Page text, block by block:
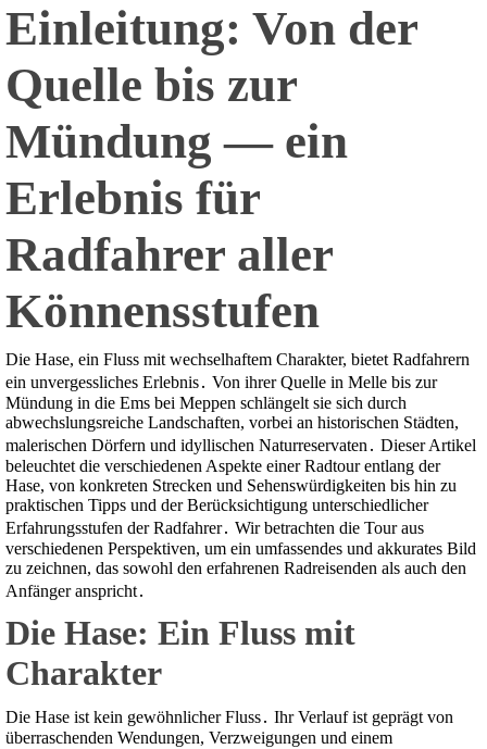
Einleitung: Von der
Quelle bis zur
Mündung ― ein
Erlebnis für
Radfahrer aller
Könnensstufen
Die Hase, ein Fluss mit wechselhaftem Charakter, bietet Radfahrern
ein unvergessliches Erlebnis․ Von ihrer Quelle in Melle bis zur
Mündung in die Ems bei Meppen schlängelt sie sich durch
abwechslungsreiche Landschaften, vorbei an historischen Städten,
malerischen Dörfern und idyllischen Naturreservaten․ Dieser Artikel
beleuchtet die verschiedenen Aspekte einer Radtour entlang der
Hase, von konkreten Strecken und Sehenswürdigkeiten bis hin zu
praktischen Tipps und der Berücksichtigung unterschiedlicher
Erfahrungsstufen der Radfahrer․ Wir betrachten die Tour aus
verschiedenen Perspektiven, um ein umfassendes und akkurates Bild
zu zeichnen, das sowohl den erfahrenen Radreisenden als auch den
Anfänger anspricht․
Die Hase: Ein Fluss mit
Charakter
Die Hase ist kein gewöhnlicher Fluss․ Ihr Verlauf ist geprägt von
überraschenden Wendungen, Verzweigungen und einem